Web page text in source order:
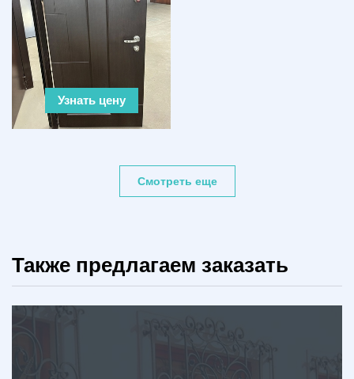
Узнать цену
Смотреть еще
Также предлагаем заказать